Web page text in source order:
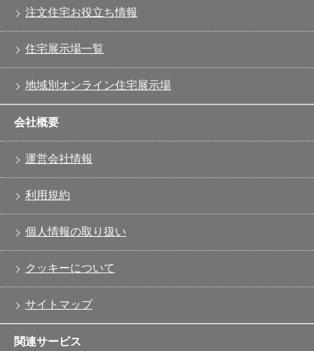
注文住宅お役立ち情報
住宅展示場一覧
地域別オンライン住宅展示場
会社概要
運営会社情報
利用規約
個人情報の取り扱い
クッキーについて
サイトマップ
関連サービス